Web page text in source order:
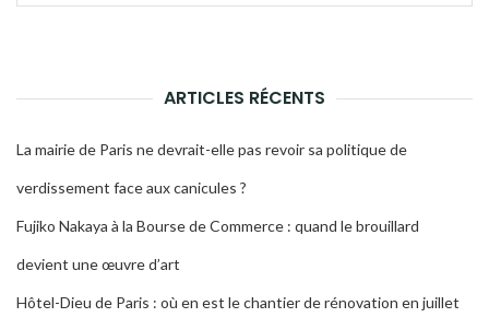
ARTICLES RÉCENTS
La mairie de Paris ne devrait-elle pas revoir sa politique de
verdissement face aux canicules ?
Fujiko Nakaya à la Bourse de Commerce : quand le brouillard
devient une œuvre d’art
Hôtel-Dieu de Paris : où en est le chantier de rénovation en juillet